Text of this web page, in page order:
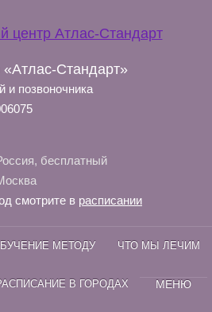
Стандарт»
и позвоночника
бесплатный
смотрите в расписании
МЕТОДУ ЧТО МЫ ЛЕЧИМ
В ГОРОДАХ МЕНЮ